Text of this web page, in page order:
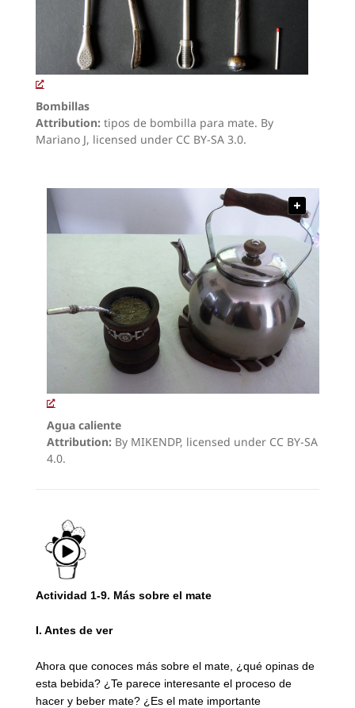
Bombillas
Attribution: tipos de bombilla para mate. By
Mariano J, licensed under CC BY-SA 3.0.
Agua caliente
Attribution: By MIKENDP, licensed under CC BY-SA
4.0.
Actividad 1-9. Más sobre el mate
I. Antes de ver
Ahora que conoces más sobre el mate, ¿qué opinas de
esta bebida? ¿Te parece interesante el proceso de
hacer y beber mate? ¿Es el mate importante